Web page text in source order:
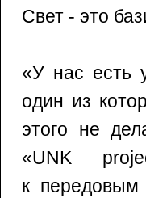
Свет - это
«У нас есть
один из
этого не
«UNK
к передовым